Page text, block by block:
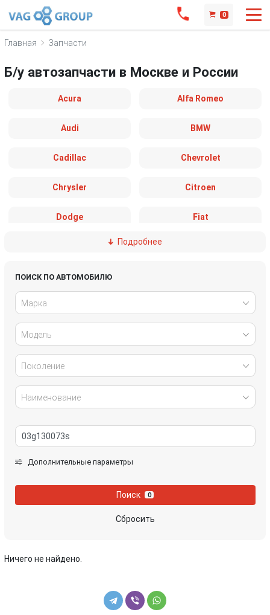
0
Главная Запчасти
Б/у автозапчасти в Москве и России
Acura Alfa Romeo
Audi BMW
Cadillac Chevrolet
Chrysler Citroen
Dodge Fiat
Honda
Kia
Land Rover
Mazda Mercedes-Benz
Nissan Opel
Подробнее
ПОИСК ПО АВТОМОБИЛЮ
Марка
Модель
Поколение
Наименование
Дополнительные параметры
Поиск 0
Сбросить
Ничего не найдено.